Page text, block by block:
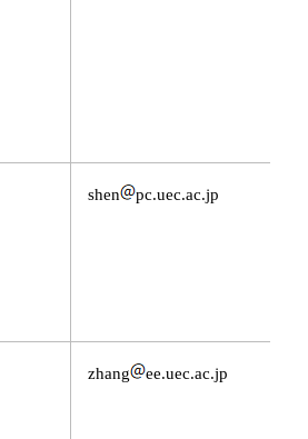
shen pc.uec.ac.jp
zhang ee.uec.ac.jp